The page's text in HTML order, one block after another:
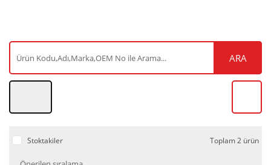
ARA
Stoktakiler Toplam 2 ürün